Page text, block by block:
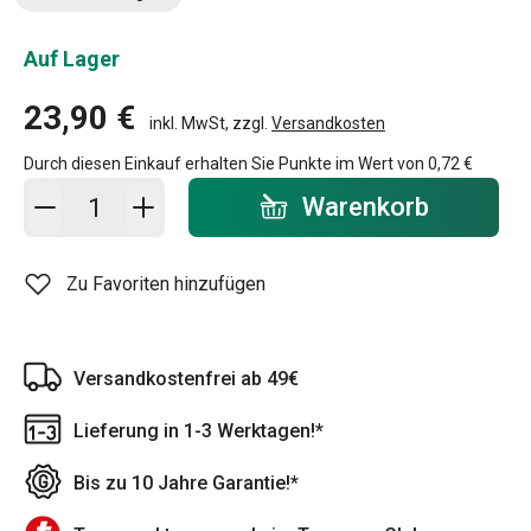
Auf Lager
23,90 € inkl. MwSt, zzgl. Versandkosten
Durch diesen Einkauf erhalten Sie Punkte im Wert von 0,72 €
In den Warenkorb - Menge Warenkorb
Zu Favoriten hinzufügen
Versandkostenfrei ab 49€
Lieferung in 1-3 Werktagen!*
Bis zu 10 Jahre Garantie!*